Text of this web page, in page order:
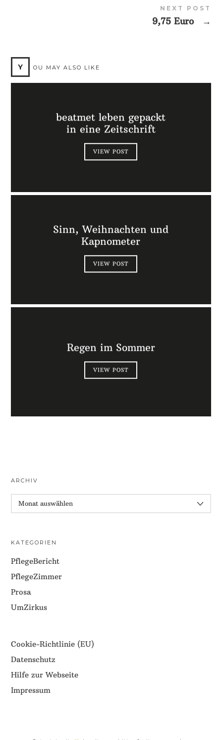
NEXT POST
9,75 Euro →
Y OU MAY ALSO LIKE
beatmet leben gepackt
in eine Zeitschrift
VIEW POST
Sinn, Weihnachten und
Kapnometer
VIEW POST
Regen im Sommer
VIEW POST
ARCHIV
KATEGORIEN
PflegeBericht
PflegeZimmer
Prosa
UmZirkus
Cookie-Richtlinie (EU)
Datenschutz
Hilfe zur Webseite
Impressum